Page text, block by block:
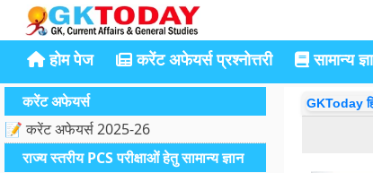
होम पेज करेंट अफेयर्स प्रश्नोत्तरी सामान्य
करेंट अफेयर्स
📝 करेंट अफेयर्स 2025-26
राज्य स्तरीय PCS परीक्षाओं हेतु सामान्य ज्ञान
GKToday